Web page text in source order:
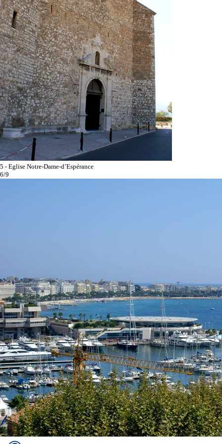
5 - Eglise Notre-Dame-d’Espérance
6/9